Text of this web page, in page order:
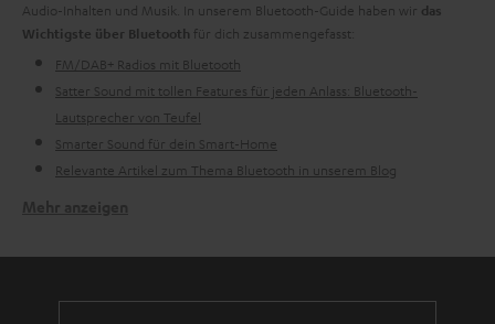
Audio-Inhalten und Musik. In unserem Bluetooth-Guide haben wir das
Wichtigste über Bluetooth für dich zusammengefasst:
FM/DAB+ Radios mit Bluetooth
Satter Sound mit tollen Features für jeden Anlass: Bluetooth-
Lautsprecher von Teufel
Smarter Sound für dein Smart-Home
Relevante Artikel zum Thema Bluetooth in unserem Blog